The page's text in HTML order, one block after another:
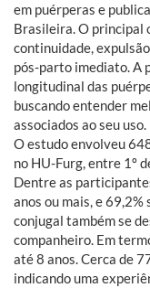
em puérperas e
Brasileira. O principal
continuidade,
pós-parto imediato. A
longitudinal das
buscando entender
associados ao seu uso.
O estudo envolveu
no HU-Furg, entre 1º
Dentre as
anos ou mais, e
conjugal também se
companheiro. Em
até 8 anos. Cerca de
indicando uma